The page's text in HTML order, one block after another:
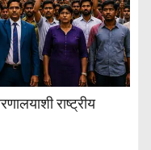
राष्ट्रीय